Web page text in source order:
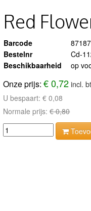
Red
Barcode
Bestelnr
Cd-
Beschikbaarheid
op
Onze prijs:€ 0,72 incl.
U bespaart:€ 0,08
Normale prijs:€ 0,80